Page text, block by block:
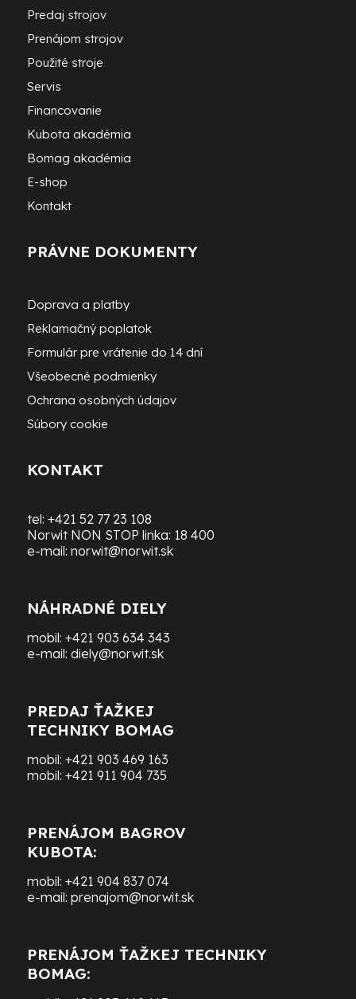
Predaj strojov
Prenájom strojov
Použité stroje
Servis
Financovanie
Kubota akadémia
Bomag akadémia
E-shop
Kontakt
PRÁVNE DOKUMENTY
Doprava a platby
Reklamačný poplatok
Formulár pre vrátenie do 14 dní
Všeobecné podmienky
Ochrana osobných údajov
Súbory cookie
KONTAKT
tel: +421 52 77 23 108
Norwit NON STOP linka: 18 400
e-mail: norwit@norwit.sk
NÁHRADNÉ DIELY
mobil: +421 903 634 343
e-mail: diely@norwit.sk
PREDAJ ŤAŽKEJ
TECHNIKY BOMAG
mobil: +421 903 469 163
mobil: +421 911 904 735
PRENÁJOM BAGROV
KUBOTA:
mobil: +421 904 837 074
e-mail: prenajom@norwit.sk
PRENÁJOM ŤAŽKEJ TECHNIKY
BOMAG: